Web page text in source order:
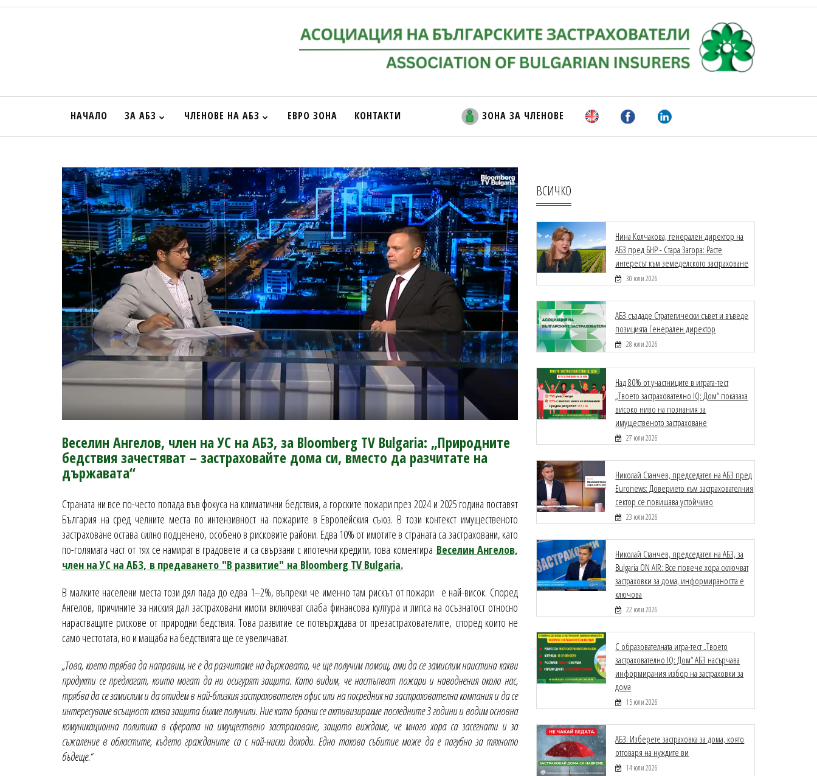
НАЧАЛО ЗА АБЗ ЧЛЕНОВЕ НА АБЗ ЕВРО ЗОНА КОНТАКТИ ЗОНА ЗА ЧЛЕНОВЕ
Веселин Ангелов, член на УС на АБЗ, за Bloomberg TV Bulgaria: „Природните
бедствия зачестяват – застраховайте дома си, вместо да разчитате на
държавата“
Страната ни все по-често попада във фокуса на климатични бедствия, а горските пожари през 2024 и 2025 година поставят
България на сред челните места по интензивност на пожарите в Европейския съюз. В този контекст имущественото
застраховане остава силно подценено, особено в рисковите райони. Едва 10% от имотите в страната са застраховани, като
по-голямата част от тях се намират в градовете и са свързани с ипотечни кредити, това коментира Веселин Ангелов,
член на УС на АБЗ, в предаването "В развитие" на Bloomberg TV Bulgaria.
В малките населени места този дял пада до едва 1–2%, въпреки че именно там рискът от пожари е най-висок. Според
Ангелов, причините за ниския дал застраховани имоти включват слаба финансова култура и липса на осъзнатост относно
нарастващите рискове от природни бедствия. Това развитие се потвърждава от презастрахователите, според които не
само честотата, но и мащаба на бедствията ще се увеличават.
„Това, което трябва да направим, не е да разчитаме на държавата, че ще получим помощ, ами да се замислим наистина какви
продукти се предлагат, които могат да ни осигурят защита. Като видим, че настъпват пожари и наводнения около нас,
трябва да се замислим и да отидем в най-близкия застрахователен офис или на посредник на застрахователна компания и да се
интересуваме всъщност каква защита бихме получили. Ние като бранш се активизирахме последните 3 години и водим основна
комуникационна политика в сферата на имуществено застраховане, защото виждаме, че много хора са засегнати и за
съжаление в областите, където гражданите са с най-ниски доходи. Едно такова събитие може да е пагубно за тяхното
бъдеще.“
ВСИЧКО
Нина Колчакова, генерален директор на
АБЗ пред БНР - Стара Загора: Расте
интересът към земеделското застраховане
30 юли 2026
АБЗ създаде Стратегически съвет и въведе
позицията Генерален директор
28 юли 2026
Над 80% от участниците в играта-тест
„Твоето застрахователно IQ: Дом“ показаха
високо ниво на познания за
имущественото застраховане
27 юли 2026
Николай Станчев, председател на АБЗ пред
Euronews: Доверието към застрахователния
сектор се повишава устойчиво
23 юли 2026
Николай Станчев, председател на АБЗ, за
Bulgaria ON AIR: Все повече хора сключват
застраховки за дома, информираността е
ключова
22 юли 2026
С образователната игра-тест „Твоето
застрахователно IQ: Дом“ АБЗ насърчава
информирания избор на застраховки за
дома
15 юли 2026
АБЗ: Изберете застраховка за дома, която
отговаря на нуждите ви
14 юли 2026